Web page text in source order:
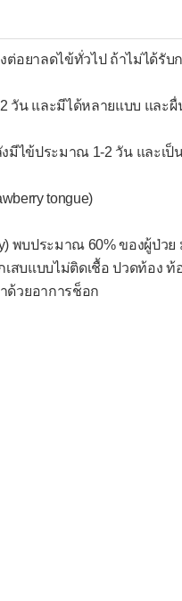
อยาลดไข้ทั่วไป ถ้าไม่ได้รับ
2 วัน และมีได้หลายแบบ แล
งมีไข้ประมาณ 1-2 วัน และเ
tongue)
พบประมาณ 60% ของผู้ป่วย
สบแบบไม่ติดเชื้อ ปวดท้อง ท้
ด้วยอาการช็อก